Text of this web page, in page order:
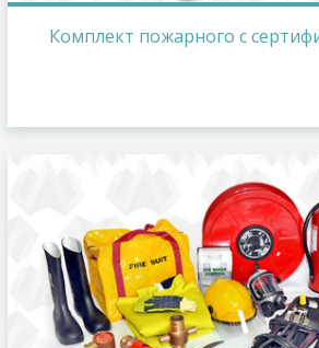
Комплект пожарного с